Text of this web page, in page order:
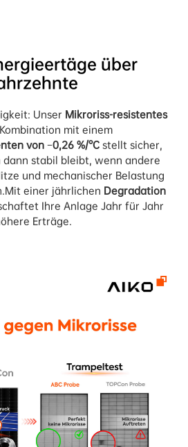
über
Unser Mikroriss-resistentes
Design in Kombination mit einem
von −0,26 %/°C stellt sicher,
dann stabil bleibt, wenn andere
und mechanischer Belastung
einer jährlichen Degradation
Ihre Anlage Jahr für Jahr
Erträge.